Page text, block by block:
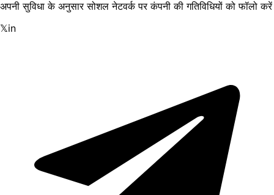
अपनी सुविधा के अनुसार सोशल नेटवर्क पर कंपनी की गतिविधियों को फॉलो करें
𝕏in